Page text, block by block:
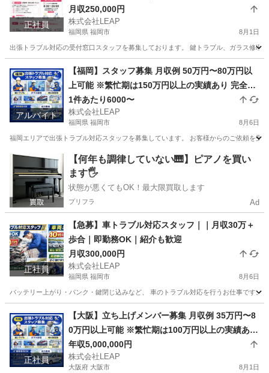
正社員
月収250,000円
株式会社LEAP
福岡県 福岡市 8月1日
出張トラブル対応の受付窓口スタッフを募集しております。 鍵トラブル、ガラス修
その他 未経験
アルバイト
【福岡】スタッフ募集 月収例 50万円〜80万円以
上可能 ※繁忙期は150万円以上の実績あり 完全出
来高制 1件あたり平均10,000円 1日2〜7件程度の
対応 日収目安：20,000円〜70,000円
1件あたり6000〜
株式会社LEAP
福岡県 福岡市 8月6日
福岡エリアで出張トラブル対応スタッフを募集しています。 お客様からのご依頼を
福岡 福岡市 その他 スタッフ
【何年も調律していない🎹】ピアノを買い
ます🖐️
状態が悪くてもOK！最大限買取します
プリフラ Ad
正社員
【急募】車トラブル対応スタッフ｜｜月収30万＋
歩合｜即勤務OK｜紹介も歓迎
月収300,000円
株式会社LEAP
福岡県 福岡市 8月6日
バッテリー上がり・パンク・鍵閉じ込みなど、 車のトラブル対応を行うお仕事です
その他 未経験
正社員
【大阪】立ち上げメンバー募集 月収例 35万円〜8
0万円以上可能 ※繁忙期は100万円以上の実績あり
月給25万円＋歩合 頑張り次第で高収入も可能
年収5,000,000円
株式会社LEAP
大阪府 大阪市 8月1日